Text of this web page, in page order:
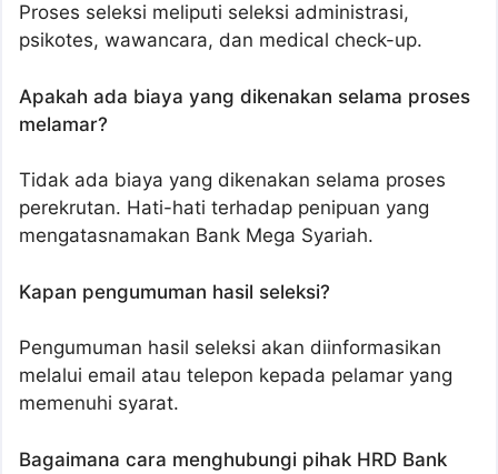
Proses seleksi meliputi seleksi administrasi,
psikotes, wawancara, dan medical check-up.
Apakah ada biaya yang dikenakan selama proses
melamar?
Tidak ada biaya yang dikenakan selama proses
perekrutan. Hati-hati terhadap penipuan yang
mengatasnamakan Bank Mega Syariah.
Kapan pengumuman hasil seleksi?
Pengumuman hasil seleksi akan diinformasikan
melalui email atau telepon kepada pelamar yang
memenuhi syarat.
Bagaimana cara menghubungi pihak HRD Bank